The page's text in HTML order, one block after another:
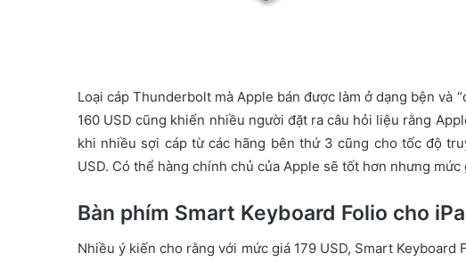
Loại cáp Thunderbolt mà Apple bán được làm ở dạng bện và
160 USD cũng khiến nhiều người đặt ra câu hỏi liệu rằng
khi nhiều sợi cáp từ các hãng bên thứ 3 cũng cho tốc độ
USD. Có thể hàng chính chủ của Apple sẽ tốt hơn nhưng
Bàn phím Smart Keyboard Folio cho
Nhiều ý kiến cho rằng với mức giá 179 USD, Smart